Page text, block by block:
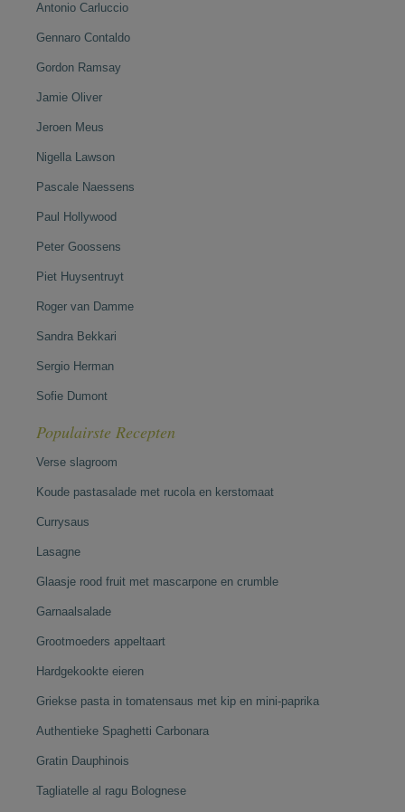
Antonio Carluccio
Gennaro Contaldo
Gordon Ramsay
Jamie Oliver
Jeroen Meus
Nigella Lawson
Pascale Naessens
Paul Hollywood
Peter Goossens
Piet Huysentruyt
Roger van Damme
Sandra Bekkari
Sergio Herman
Sofie Dumont
Populairste Recepten
Verse slagroom
Koude pastasalade met rucola en kerstomaat
Currysaus
Lasagne
Glaasje rood fruit met mascarpone en crumble
Garnaalsalade
Grootmoeders appeltaart
Hardgekookte eieren
Griekse pasta in tomatensaus met kip en mini-paprika
Authentieke Spaghetti Carbonara
Gratin Dauphinois
Tagliatelle al ragu Bolognese